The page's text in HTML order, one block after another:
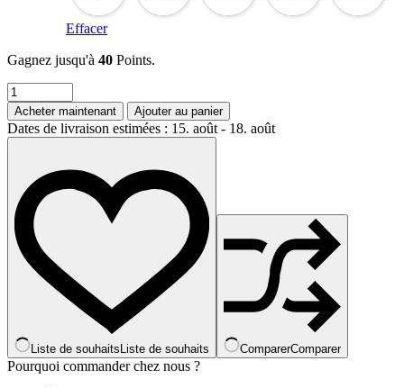
Effacer
Gagnez jusqu'à 40 Points.
quantité
de
Ensemble
de
couple,
charme
en
pierre
naturelle
noire,
bracelet
Acheter maintenant Ajouter au panier
Dates de livraison estimées : 15. août - 18. août
Liste de souhaits Liste de souhaits ComparerComparer
Pourquoi commander chez nous ?